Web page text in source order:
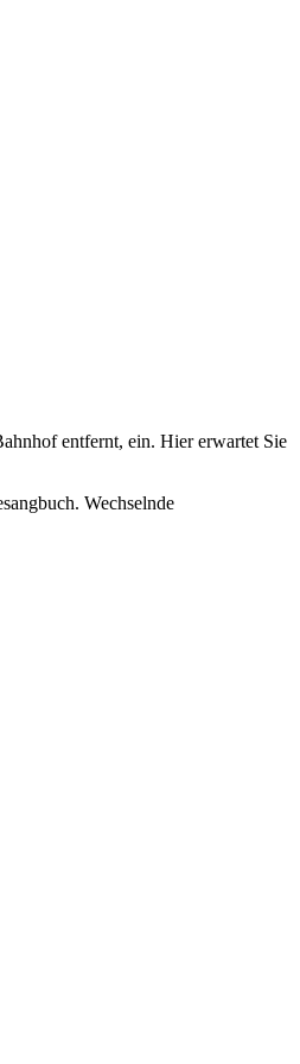
entfernt, ein. Hier erwartet Sie
Wechselnde